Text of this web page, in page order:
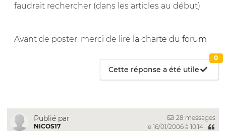
faudrait rechercher (dans les articles au début)
Avant de poster, merci de lire la charte du forum
Cette réponse a été utile
0
Publié par
NICOS17
28 messages
le 16/01/2006 à 10:14